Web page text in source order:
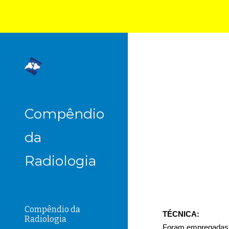
Compêndio
da
Radiologia
Compêndio da
Radiologia
TÉCNICA: